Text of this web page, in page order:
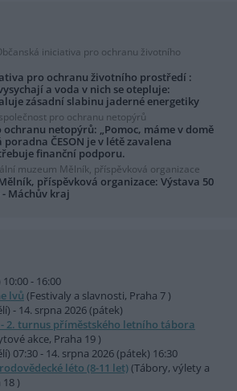
iniciativa pro ochranu životního
pro ochranu životního prostředí :
a voda v nich se otepluje:
zásadní slabinu jaderné energetiky
pro ochranu netopýrů
ochranu netopýrů: „Pomoc, máme v domě
ČESON je v létě zavalena
finanční podporu.
muzeum Mělník, příspěvková organizace
příspěvková organizace: Výstava 50
- Máchův kraj
- 16:00
lvů (Festivaly a slavnosti, Praha 7 )
- 14. srpna 2026 (pátek)
2. turnus příměstského letního tábora
akce, Praha 19 )
07:30 - 14. srpna 2026 (pátek) 16:30
léto (8-11 let)(Tábory, výlety a
)